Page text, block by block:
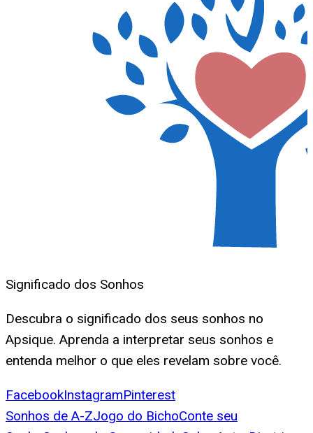
Significado dos Sonhos
Descubra o significado dos seus sonhos no
Apsique. Aprenda a interpretar seus sonhos e
entenda melhor o que eles revelam sobre você.
FacebookInstagramPinterest
Sonhos de A-ZJogo do BichoConte seu